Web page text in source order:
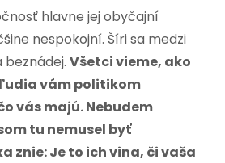
hlavne jej obyčajní
nespokojní. Šíri sa medzi
beznádej. Všetci vieme, ako
vám politikom
vás majú. Nebudem
tu nemusel byť
znie: Je to ich vina, či vaša